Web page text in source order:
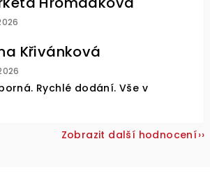
obchodu je 5 z 5 hvězdiček.
Křivánková
obchodu je 5 z 5 hvězdiček.
Rychlé dodání. Vše v
Zobrazit další hodnocení